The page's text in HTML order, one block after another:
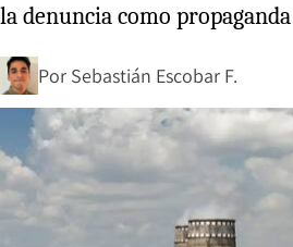
la denuncia como
Por Sebastián Escobar F.